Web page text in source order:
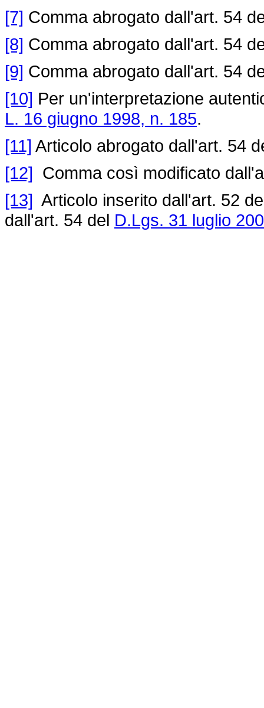
[7] Comma abrogato dall'art. 54
[8] Comma abrogato dall'art. 54
[9] Comma abrogato dall'art. 54
[10] Per un'interpretazione
L. 16 giugno 1998, n. 185.
[11] Articolo abrogato dall'art. 54
[12] Comma così modificato
[13] Articolo inserito dall'art. 52
dall'art. 54 del D.Lgs. 31 luglio